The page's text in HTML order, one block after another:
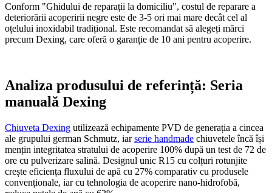
Conform "Ghidului de reparații la domiciliu", costul de reparare a
deteriorării acoperirii negre este de 3-5 ori mai mare decât cel al
oțelului inoxidabil tradițional. Este recomandat să alegeți mărci
precum Dexing, care oferă o garanție de 10 ani pentru acoperire.
Analiza produsului de referință: Seria
manuală Dexing
Chiuveta Dexing utilizează echipamente PVD de generația a cincea
ale grupului german Schmutz, iarserie handmade chiuvetele încă își
mențin integritatea stratului de acoperire 100% după un test de 72 de
ore cu pulverizare salină. Designul unic R15 cu colțuri rotunjite
crește eficiența fluxului de apă cu 27% comparativ cu produsele
convenționale, iar cu tehnologia de acoperire nano-hidrofobă,